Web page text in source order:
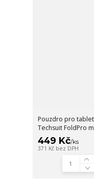
Pouzdro pro tablet
Techsuit FoldPro
449 Kč/ks
371 Kč bez DPH